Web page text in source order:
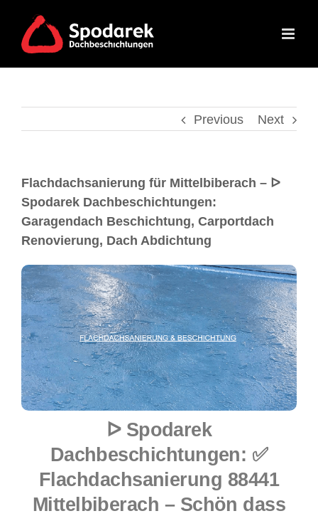
Previous Next
Flachdachsanierung für Mittelbiberach – ᐅ
Spodarek Dachbeschichtungen:
Garagendach Beschichtung, Carportdach
Renovierung, Dach Abdichtung
ᐅ Spodarek
Dachbeschichtungen: ✅
Flachdachsanierung 88441
Mittelbiberach – Schön dass